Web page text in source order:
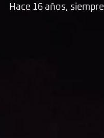
Hace 16 años, siempre